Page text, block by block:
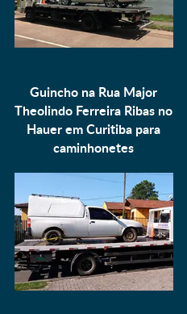
Guincho na Rua Major
Theolindo Ferreira Ribas no
Hauer em Curitiba para
caminhonetes